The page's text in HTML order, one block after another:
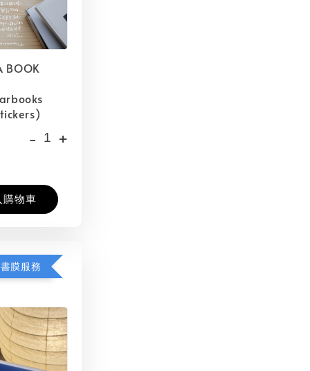
BOOK
- +
購物車
膜服務